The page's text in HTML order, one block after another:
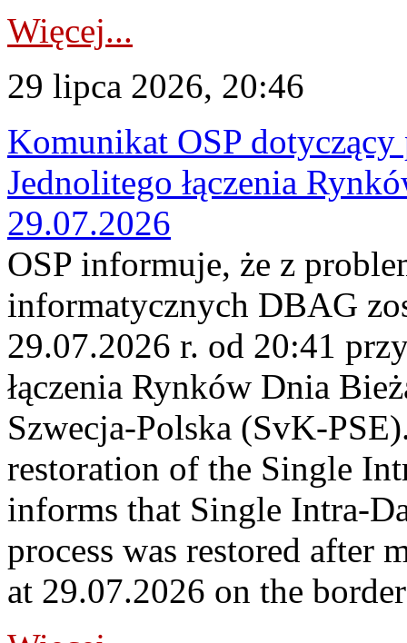
Więcej...
29 lipca 2026, 20:46
Komunikat OSP
Jednolitego łączenia
29.07.2026
OSP informuje, że z
informatycznych DBAG
29.07.2026 r. od 20:41
łączenia Rynków Dnia
Szwecja-Polska (SvK-
restoration of the Single
informs that Single Intra-
process was restored after
at 29.07.2026 on the